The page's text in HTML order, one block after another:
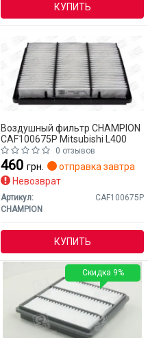
КУПИТЬ
Воздушный фильтр CHAMPION
CAF100675P Mitsubishi L400
0 отзывов
460 грн.
отправка завтра
Невозврат
Артикул:
CAF100675P
CHAMPION
КУПИТЬ
Скидка 9%